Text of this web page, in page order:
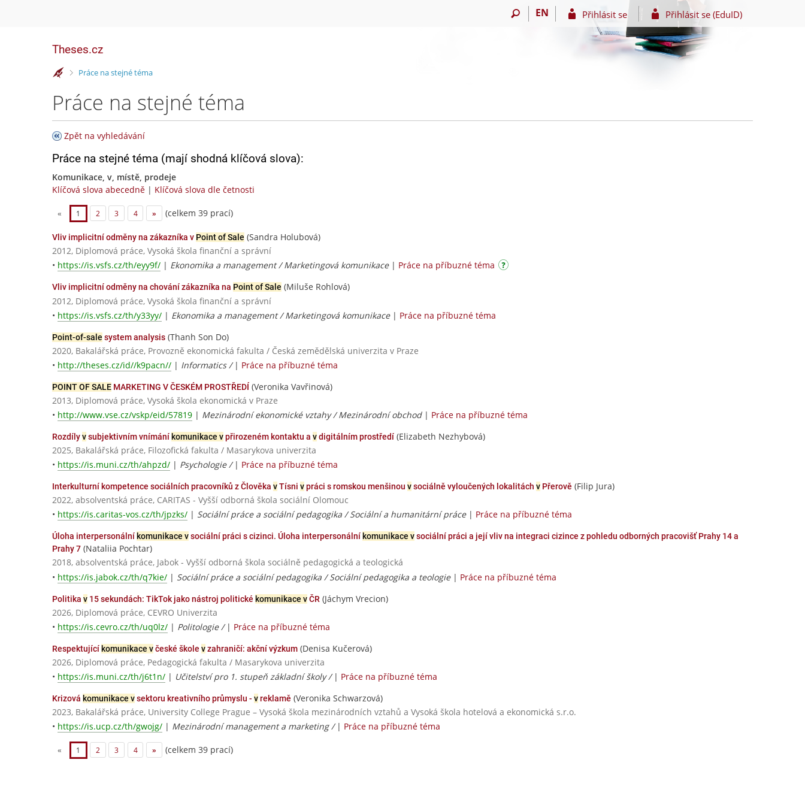
EN Přihlásit se Přihlásit se (EduID)
Theses.cz
>Práce na stejné téma
Práce na stejné téma
Zpět na vyhledávání
Práce na stejné téma (mají shodná klíčová slova):
Komunikace, v, místě, prodeje
Klíčová slova abecedně | Klíčová slova dle četnosti
« 1 2 3 4 » (celkem 39 prací)
Vliv implicitní odměny na zákazníka v Point of Sale (Sandra Holubová)
2012, Diplomová práce, Vysoká škola finanční a správní
• https://is.vsfs.cz/th/eyy9f/ | Ekonomika a management / Marketingová komunikace| Práce na příbuzné téma
Vliv implicitní odměny na chování zákazníka na Point of Sale (Miluše Rohlová)
2012, Diplomová práce, Vysoká škola finanční a správní
• https://is.vsfs.cz/th/y33yy/ | Ekonomika a management / Marketingová komunikace| Práce na příbuzné téma
Point-of-sale system analysis (Thanh Son Do)
2020, Bakalářská práce, Provozně ekonomická fakulta / Česká zemědělská univerzita v Praze
• http://theses.cz/id//k9pacn// | Informatics / | Práce na příbuzné téma
POINT OF SALE MARKETING V ČESKÉM PROSTŘEDÍ (Veronika Vavřinová)
2013, Diplomová práce, Vysoká škola ekonomická v Praze
• http://www.vse.cz/vskp/eid/57819 | Mezinárodní ekonomické vztahy / Mezinárodní obchod| Práce na příbuzné téma
Rozdílyvsubjektivním vnímání komunikace vpřirozeném kontaktu a vdigitálním prostředí (Elizabeth Nezhybová)
2025, Bakalářská práce, Filozofická fakulta / Masarykova univerzita
• https://is.muni.cz/th/ahpzd/ | Psychologie / | Práce na příbuzné téma
Interkulturní kompetence sociálních pracovníků z Člověka vTísni vpráci s romskou menšinou vsociálně vyloučených lokalitách v Přerově (Filip Jura)
2022, absolventská práce, CARITAS - Vyšší odborná škola sociální Olomouc
• https://is.caritas-vos.cz/th/jpzks/ | Sociální práce a sociální pedagogika / Sociální a humanitární práce| Práce na příbuzné téma
Úloha interpersonální komunikace vsociální práci s cizinci. Úloha interpersonální komunikace vsociální práci a její vliv na integraci cizince z pohledu odborných pracovišť Prahy 14 a
Prahy 7 (Nataliia Pochtar)
2018, absolventská práce, Jabok - Vyšší odborná škola sociálně pedagogická a teologická
• https://is.jabok.cz/th/q7kie/ | Sociální práce a sociální pedagogika / Sociální pedagogika a teologie| Práce na příbuzné téma
Politika v 15 sekundách: TikTok jako nástroj politické komunikace vČR (Jáchym Vrecion)
2026, Diplomová práce, CEVRO Univerzita
• https://is.cevro.cz/th/uq0lz/ | Politologie / | Práce na příbuzné téma
Respektující komunikace včeské škole vzahraničí: akční výzkum (Denisa Kučerová)
2026, Diplomová práce, Pedagogická fakulta / Masarykova univerzita
• https://is.muni.cz/th/j6t1n/ | Učitelství pro 1. stupeň základní školy / | Práce na příbuzné téma
Krizová komunikace vsektoru kreativního průmyslu - vreklamě (Veronika Schwarzová)
2023, Bakalářská práce, University College Prague – Vysoká škola mezinárodních vztahů a Vysoká škola hotelová a ekonomická s.r.o.
• https://is.ucp.cz/th/gwojg/ | Mezinárodní management a marketing / | Práce na příbuzné téma
« 1 2 3 4 » (celkem 39 prací)